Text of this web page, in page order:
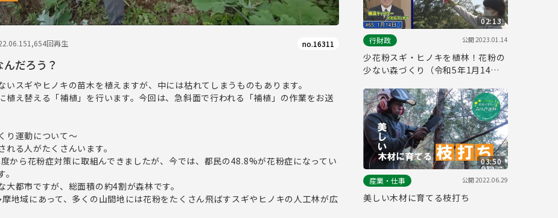
1,654回再生 no.16311
だろう？
いスギやヒノキの苗木を植えますが、中には枯れてしまうものもあります。
植え替える「補植」を行います。今回は、急斜面で行われる「補植」の作業をお送
り運動について～
れる人がたくさんいます。
から花粉症対策に取組んできましたが、今では、都民の48.8%が花粉症になってい
大都市ですが、総面積の約4割が森林です。
地域にあって、多くの山間地には花粉をたくさん飛ばすスギやヒノキの人工林が広
02:13
行財政
公開2023.01.14
少花粉スギ・ヒノキを植林！花粉の
少ない森づくり（令和5年1月14日
03:50
産業・仕事
公開2022.06.29
美しい木材に育てる枝打ち